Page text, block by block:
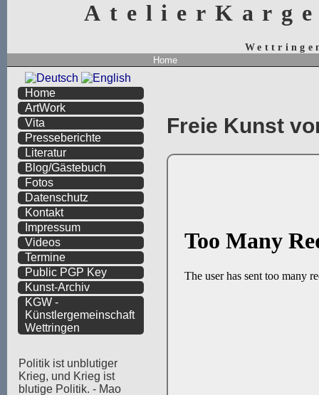
Home
Freie Kunst
Home
ArtWork
Vita
Presseberichte
Literatur
Blog/Gästebuch
Fotos
Datenschutz
Kontakt
Impressum
Videos
Termine
Public PGP Key
Kunst-Archiv
KGW -
Künstlergemeinschaft
Wettringen
Politik ist unblutiger
Krieg, und Krieg ist
blutige Politik. - Mao